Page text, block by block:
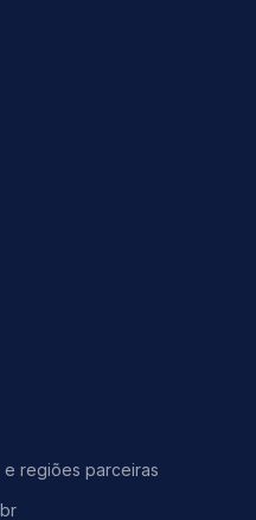
e regiões parceiras